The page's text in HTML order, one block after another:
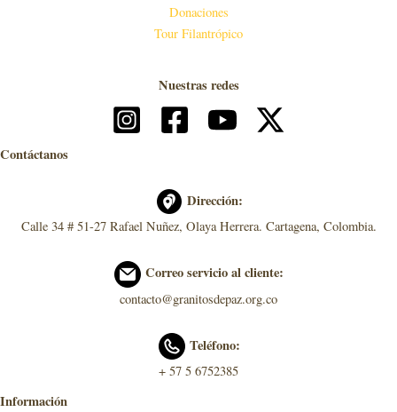
Donaciones
Tour Filantrópico
Nuestras redes
Contáctanos
Dirección:
Calle 34 # 51-27 Rafael Nuñez, Olaya Herrera. Cartagena, Colombia.
Correo servicio al cliente:
contacto@granitosdepaz.org.co
Teléfono:
+ 57 5 6752385
Información